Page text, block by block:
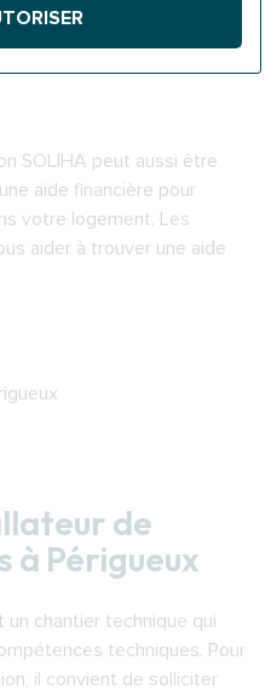
SOLIHA peut aussi être
aide financière pour
votre logement. Les
aider à trouver une aide
de
à Périgueux
chantier technique qui
techniques. Pour
il convient de solliciter